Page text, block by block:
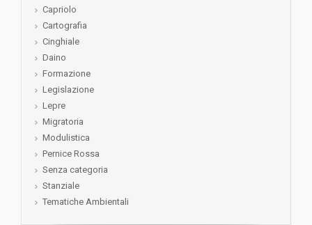
Capriolo
Cartografia
Cinghiale
Daino
Formazione
Legislazione
Lepre
Migratoria
Modulistica
Pernice Rossa
Senza categoria
Stanziale
Tematiche Ambientali